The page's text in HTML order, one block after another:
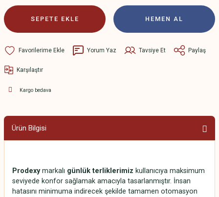
SEPETE EKLE HEMEN AL
Yorum Yaz Tavsiye Et Paylaş
Karşılaştır
Kargo bedava
Ürün Bilgisi
Prodexymarkalı günlük terliklerimiz kullanıcıya maksimum
seviyede konfor sağlamak amacıyla tasarlanmıştır. İnsan
hatasını minimuma indirecek şekilde tamamen otomasyon